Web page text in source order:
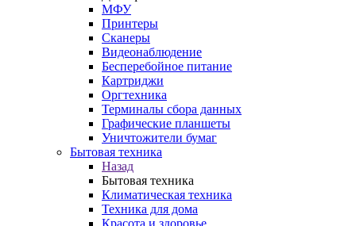
МФУ
Принтеры
Сканеры
Видеонаблюдение
Бесперебойное питание
Картриджи
Оргтехника
Терминалы сбора данных
Графические планшеты
Уничтожители бумаг
Бытовая техника
Назад
Бытовая техника
Климатическая техника
Техника для дома
Красота и здоровье